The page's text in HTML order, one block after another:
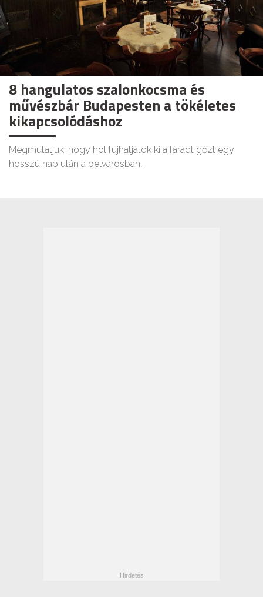
8 hangulatos szalonkocsma és
művészbár Budapesten a tökéletes
kikapcsolódáshoz
Megmutatjuk, hogy hol fújhatjátok ki a fáradt gőzt egy
hosszú nap után a belvárosban.